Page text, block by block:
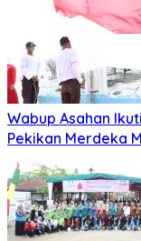
Wabup Asahan
Pekikan Merdeka